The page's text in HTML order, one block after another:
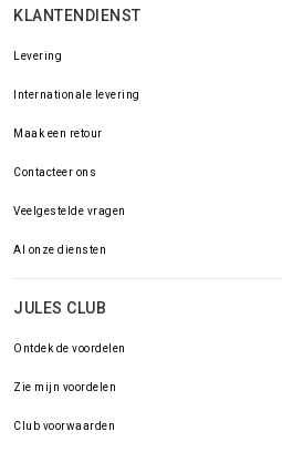
KLANTENDIENST
Levering
Internationale levering
Maak een retour
Contacteer ons
Veelgestelde vragen
Al onze diensten
JULES CLUB
Ontdek de voordelen
Zie mijn voordelen
Club voorwaarden